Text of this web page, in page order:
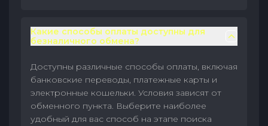
Какие способы оплаты доступны для
безналичного обмена?
Доступны различные способы оплаты, включая
банковские переводы, платежные карты и
электронные кошельки. Условия зависят от
обменного пункта. Выберите наиболее
удобный для вас способ на этапе поиска